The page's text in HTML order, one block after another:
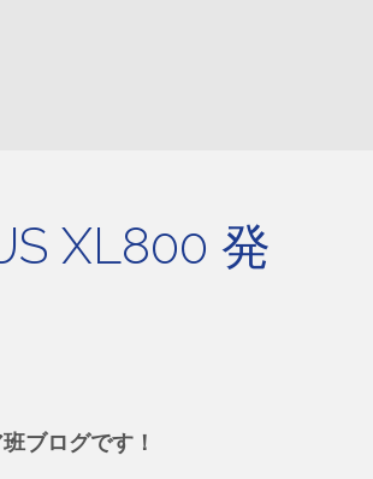
XL800 発
ブログです！